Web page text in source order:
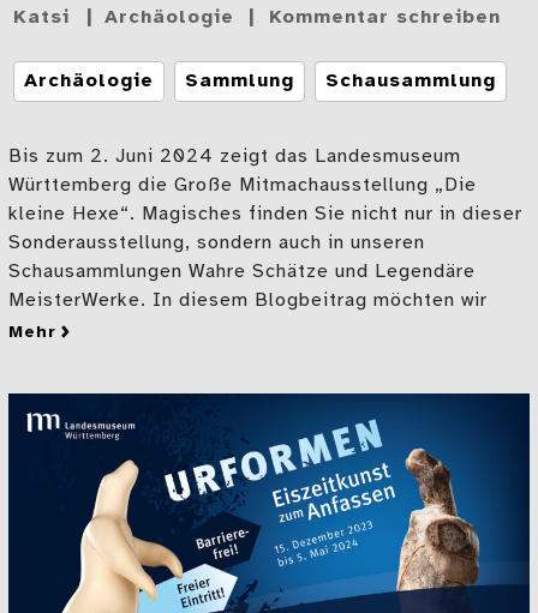
am
Katsi
Archäologie Kommentar schreiben
Tags
Archäologie Sammlung Schausammlung
Bis zum 2. Juni 2024 zeigt das Landesmuseum
Württemberg die Große Mitmachausstellung „Die
kleine Hexe“. Magisches finden Sie nicht nur in dieser
Sonderausstellung, sondern auch in unseren
Schausammlungen Wahre Schätze und Legendäre
MeisterWerke. In diesem Blogbeitrag möchten wir
mehr